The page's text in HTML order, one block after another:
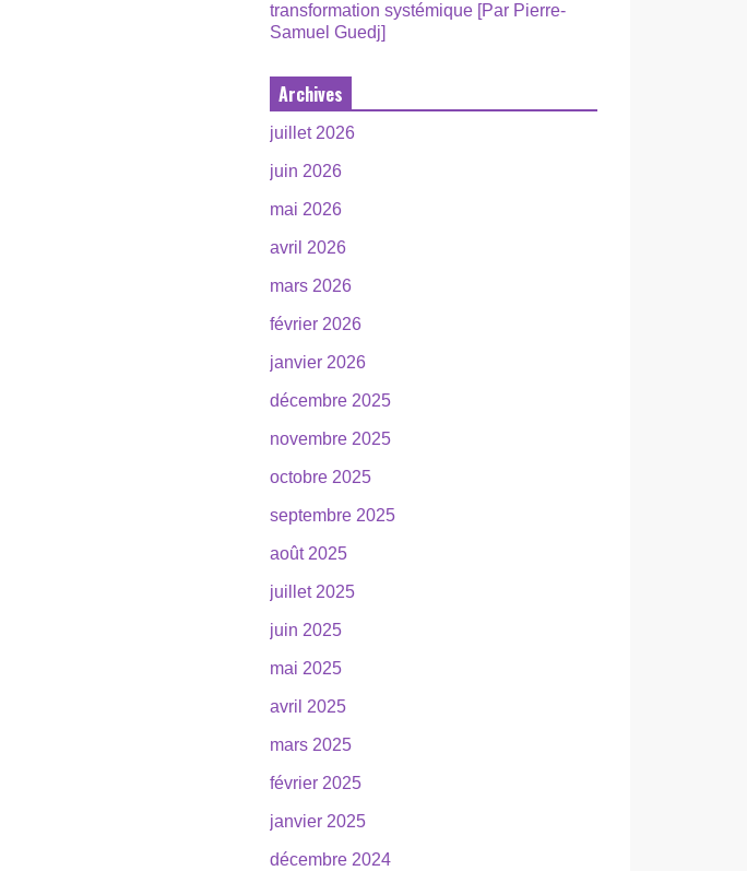
transformation systémique [Par Pierre-
Samuel Guedj]
Archives
juillet 2026
juin 2026
mai 2026
avril 2026
mars 2026
février 2026
janvier 2026
décembre 2025
novembre 2025
octobre 2025
septembre 2025
août 2025
juillet 2025
juin 2025
mai 2025
avril 2025
mars 2025
février 2025
janvier 2025
décembre 2024